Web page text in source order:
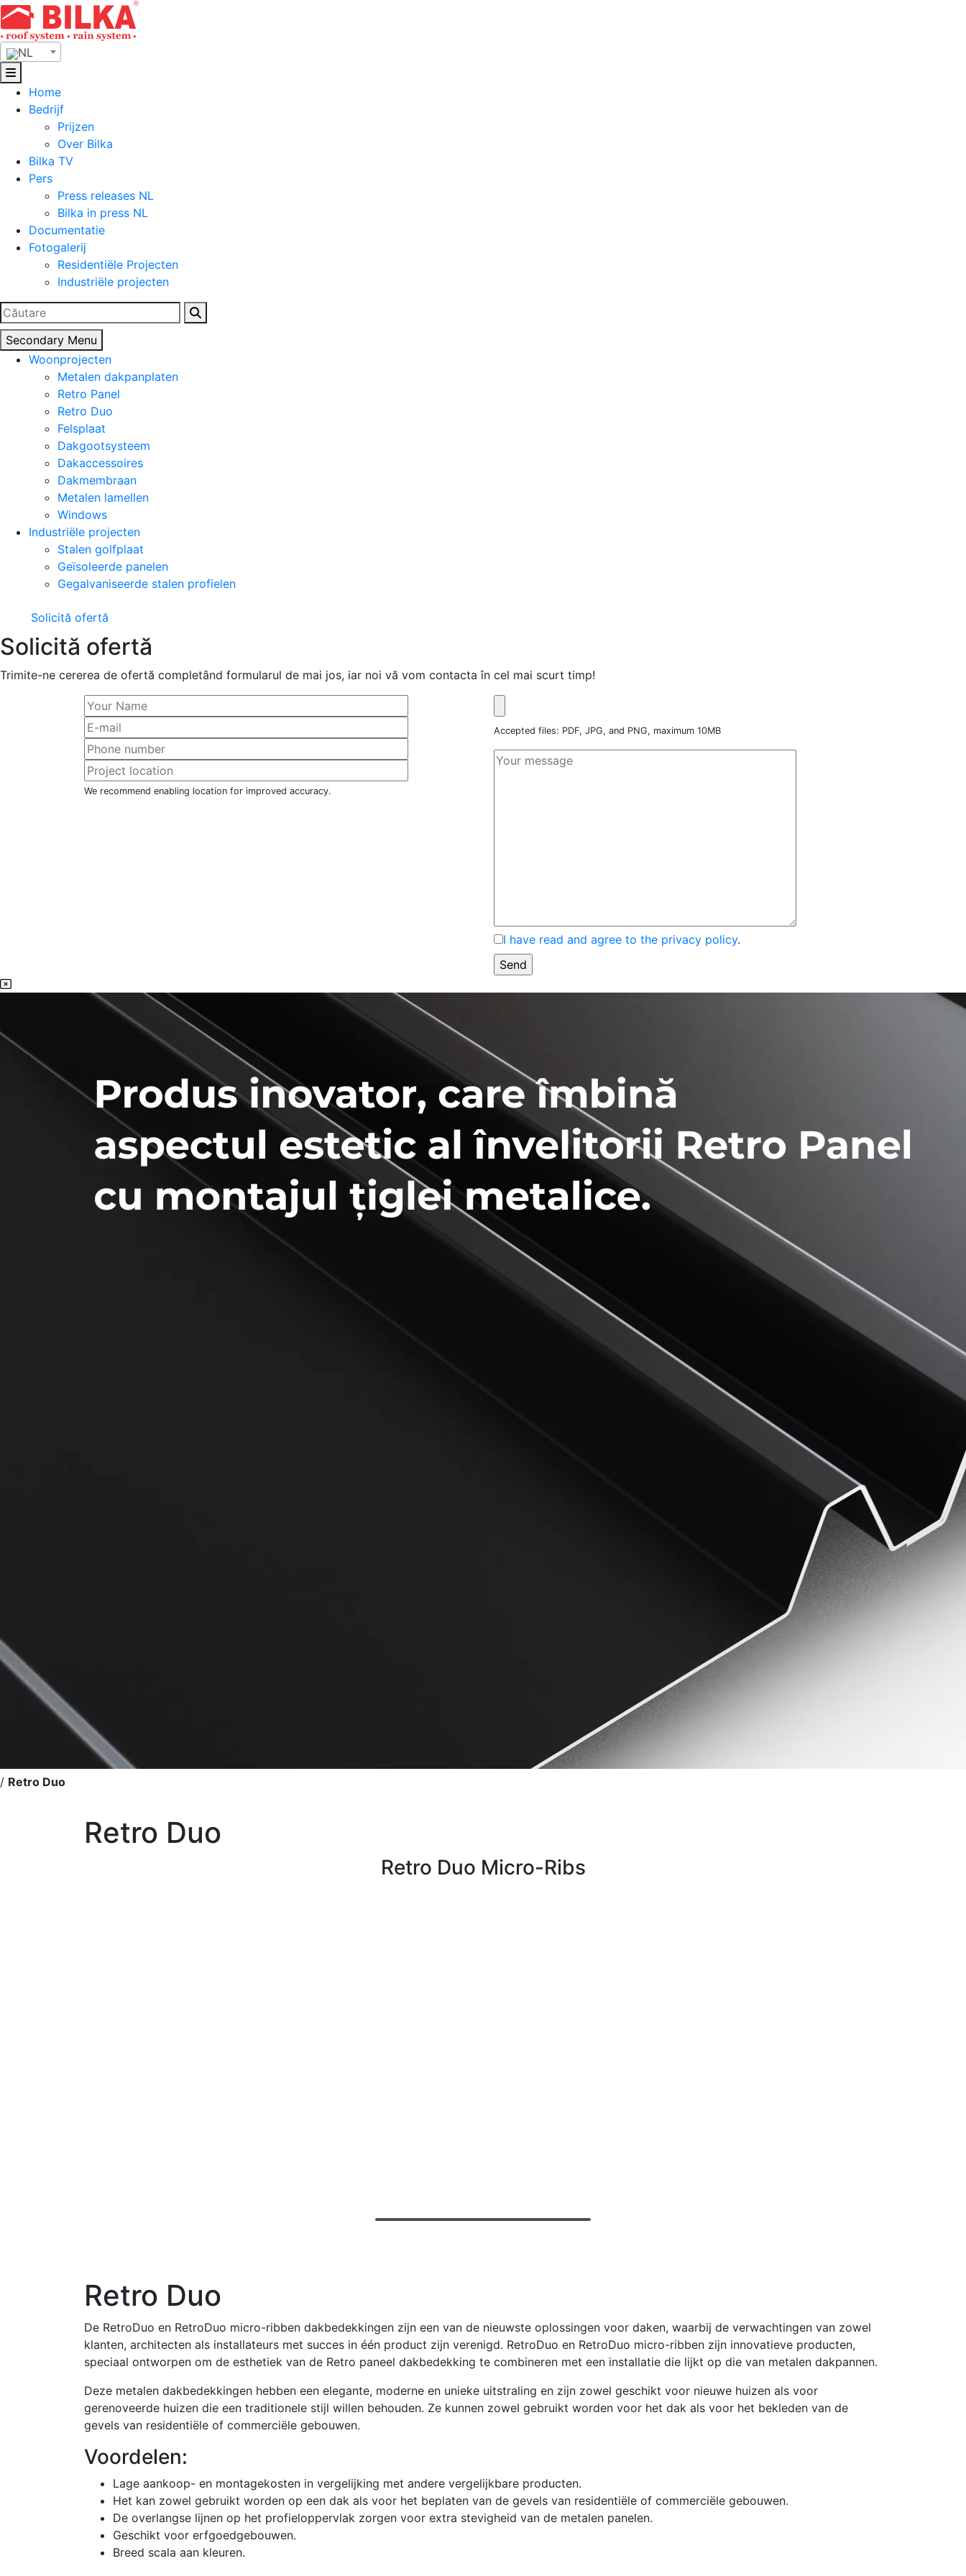
Skip
to
content
NL
Home
Bedrijf
Prijzen
Over Bilka
Bilka TV
Pers
Press releases NL
Bilka in press NL
Documentatie
Fotogalerij
Residentiële Projecten
Industriële projecten
Zoeken
naar:
Secondary Menu
Woonprojecten
Metalen dakpanplaten
Retro Panel
Retro Duo
Felsplaat
Dakgootsysteem
Dakaccessoires
Dakmembraan
Metalen lamellen
Windows
Industriële projecten
Stalen golfplaat
Geïsoleerde panelen
Gegalvaniseerde stalen profielen
Solicită ofertă
Solicită ofertă
Trimite-ne cererea de ofertă completând formularul de mai jos, iar noi vă vom contacta în cel mai scurt timp!
We recommend enabling location for improved accuracy.
Accepted files: PDF, JPG, and PNG, maximum 10MB
I have read and agree to the privacy policy.
/ Retro Duo
Retro Duo
Retro Duo Micro-Ribs
Retro Duo
De RetroDuo en RetroDuo micro-ribben dakbedekkingen zijn een van de nieuwste oplossingen voor daken, waarbij de verwachtingen van zowel
klanten, architecten als installateurs met succes in één product zijn verenigd. RetroDuo en RetroDuo micro-ribben zijn innovatieve producten,
speciaal ontworpen om de esthetiek van de Retro paneel dakbedekking te combineren met een installatie die lijkt op die van metalen dakpannen.
Deze metalen dakbedekkingen hebben een elegante, moderne en unieke uitstraling en zijn zowel geschikt voor nieuwe huizen als voor
gerenoveerde huizen die een traditionele stijl willen behouden. Ze kunnen zowel gebruikt worden voor het dak als voor het bekleden van de
gevels van residentiële of commerciële gebouwen.
Voordelen:
Lage aankoop- en montagekosten in vergelijking met andere vergelijkbare producten.
Het kan zowel gebruikt worden op een dak als voor het beplaten van de gevels van residentiële of commerciële gebouwen.
De overlangse lijnen op het profieloppervlak zorgen voor extra stevigheid van de metalen panelen.
Geschikt voor erfgoedgebouwen.
Breed scala aan kleuren.